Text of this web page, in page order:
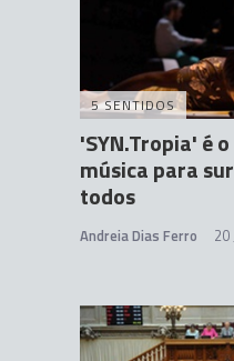
5 SENTIDOS
'SYN.Tropia' é
música para
todos
Andreia Dias Ferro 20